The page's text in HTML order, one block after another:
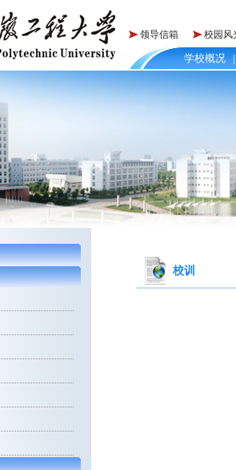
领导信箱 校园风
学校概况 |
校训